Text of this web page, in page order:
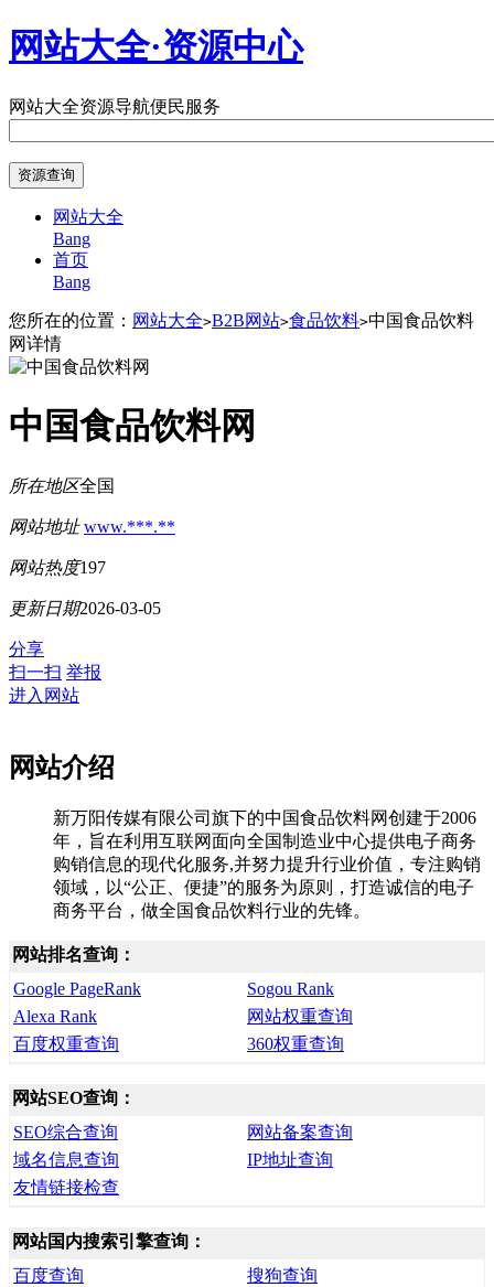
网站大全·资源中心
网站大全资源导航便民服务
网站大全
Bang
首页
Bang
您所在的位置： 网站大全>B2B网站>食品饮料>中国食品饮料
网详情
中国食品饮料网
所在地区全国
网站地址 www.***.**
网站热度197
更新日期2026-03-05
分享
扫一扫 举报
进入网站
网站介绍
新万阳传媒有限公司旗下的中国食品饮料网创建于2006
年，旨在利用互联网面向全国制造业中心提供电子商务
购销信息的现代化服务,并努力提升行业价值，专注购销
领域，以“公正、便捷”的服务为原则，打造诚信的电子
商务平台，做全国食品饮料行业的先锋。
网站排名查询：
Google PageRank
Sogou Rank
Alexa Rank
网站权重查询
百度权重查询
360权重查询
网站SEO查询：
SEO综合查询
网站备案查询
域名信息查询
IP地址查询
友情链接检查
网站国内搜索引擎查询：
百度查询
搜狗查询